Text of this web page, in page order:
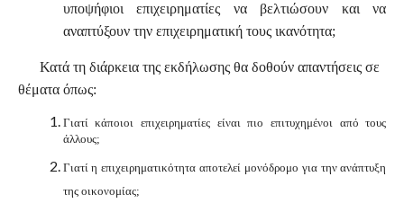
υποψήφιοι επιχειρηματίες να βελτιώσουν και να
αναπτύξουν την επιχειρηματική τους ικανότητα;
Κατά τη διάρκεια της εκδήλωσης θα δοθούν απαντήσεις σε
θέματα όπως:
Γιατί κάποιοι επιχειρηματίες είναι πιο επιτυχημένοι από τους
άλλους;
Γιατί η επιχειρηματικότητα αποτελεί μονόδρομο για την ανάπτυξη
της οικονομίας;